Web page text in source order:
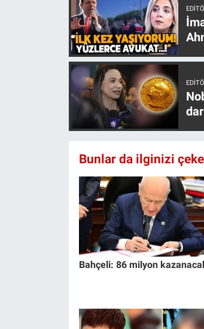
Bunlar da ilginizi
Bahçeli: 86 milyon
Yerel Gündem
Yerel Yaşam
Canlı Yayın